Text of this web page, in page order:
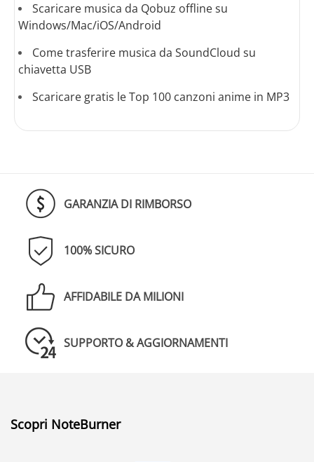
Scaricare musica da Qobuz offline su
Windows/Mac/iOS/Android
Come trasferire musica da SoundCloud su
chiavetta USB
Scaricare gratis le Top 100 canzoni anime in MP3
GARANZIA DI RIMBORSO
100% SICURO
AFFIDABILE DA MILIONI
SUPPORTO & AGGIORNAMENTI
Scopri NoteBurner